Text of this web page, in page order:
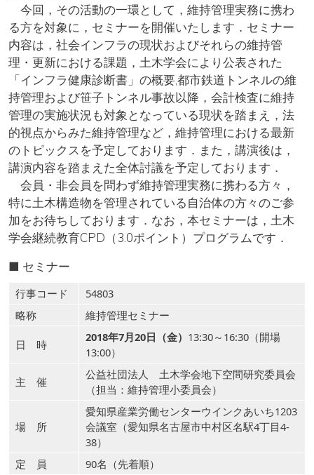
今回，その活動の一環として，維持管理実務に携わ
る方を対象に，セミナーを開催いたします．セミナー
内容は，社会インフラの現状およびそれらの維持管
理・更新における課題，土木学会により公表された
「インフラ健康診断書」の概要,都市鉄道トンネルの維
持管理および笹子トンネル事故以降，会計検査に維持
管理の実施状況も対象となっている現状を踏まえ，法
的視点からみた維持管理など，維持管理における最新
のトピックスを予定しております．また，講演後は，
講演内容を踏まえた全体討議を予定しております．
会員・非会員を問わず維持管理実務に携わる方々，
特に土木構造物を管理されている自治体の方々のご参
加をお待ちしております．なお，本セミナーは，土木
学会継続教育CPD（3.0ポイント）プログラムです．
■ セミナー
行事コード
54803
略称
維持管理セミナー
日 時
2018年7月20日（金） 13:30～16:30（開場
13:00）
主 催
公益社団法人 土木学会地下空間研究委員会
（担当：維持管理小委員会）
場 所
愛知県産業労働センターウインクあいち1203
会議室（愛知県名古屋市中村区名駅4丁目4-
38）
定 員
90名（先着順）